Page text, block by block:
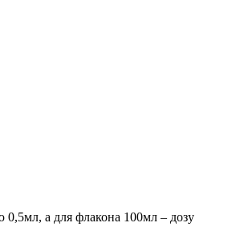
0,5мл, а для флакона 100мл – дозу